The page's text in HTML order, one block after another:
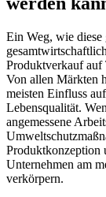
Ein Weg, wie diese
Produktverkauf auf
Von allen Märkten
meisten Einfluss
Lebensqualität.
angemessene
Produktkonzeption
Unternehmen am
verkörpern.